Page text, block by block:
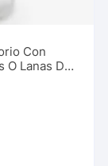
Con
O Lanas De